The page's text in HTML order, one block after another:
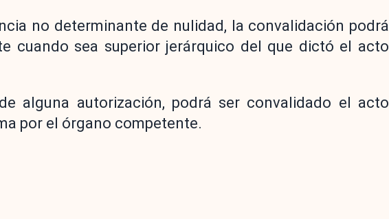
no determinante de nulidad, la convalidación podrá
cuando sea superior jerárquico del que dictó el acto
alguna autorización, podrá ser convalidado el acto
por el órgano competente.